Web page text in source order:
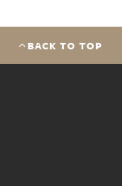
BACK TO TOP